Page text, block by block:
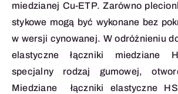
miedzianej Cu-ETP. Zarówno
stykowe mogą być wykonane bez
w wersji cynowanej. W odróżnieniu
elastyczne łączniki miedziane
specjalny rodzaj gumowej,
Miedziane łączniki elastyczne